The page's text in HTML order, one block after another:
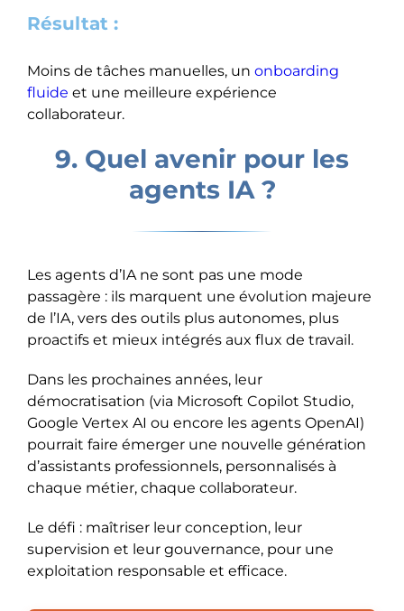
Résultat :
Moins de tâches manuelles, un onboarding
fluide et une meilleure expérience
collaborateur.
9. Quel avenir pour les
agents IA ?
Les agents d’IA ne sont pas une mode
passagère : ils marquent une évolution majeure
de l’IA, vers des outils plus autonomes, plus
proactifs et mieux intégrés aux flux de travail.
Dans les prochaines années, leur
démocratisation (via Microsoft Copilot Studio,
Google Vertex AI ou encore les agents OpenAI)
pourrait faire émerger une nouvelle génération
d’assistants professionnels, personnalisés à
chaque métier, chaque collaborateur.
Le défi : maîtriser leur conception, leur
supervision et leur gouvernance, pour une
exploitation responsable et efficace.